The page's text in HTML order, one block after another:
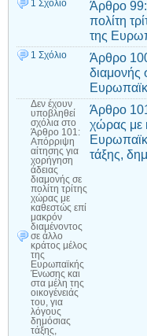
1 Σχόλιο
Άρθρο 99:
πολίτη
της
1 Σχόλιο
Άρθρο
διαμονής
Δεν έχουν
υποβληθεί
σχόλια στο
Άρθρο 101:
Απόρριψη
αίτησης για
χορήγηση
άδειας
διαμονής σε
πολίτη τρίτης
χώρας με
καθεστώς επί
μακρόν
διαμένοντος
σε άλλο
κράτος μέλος
της
Ευρωπαϊκής
Ένωσης και
στα μέλη της
οικογένειάς
του, για
λόγους
δημόσιας
τάξης,
Άρθρο
χώρας με
τάξης,